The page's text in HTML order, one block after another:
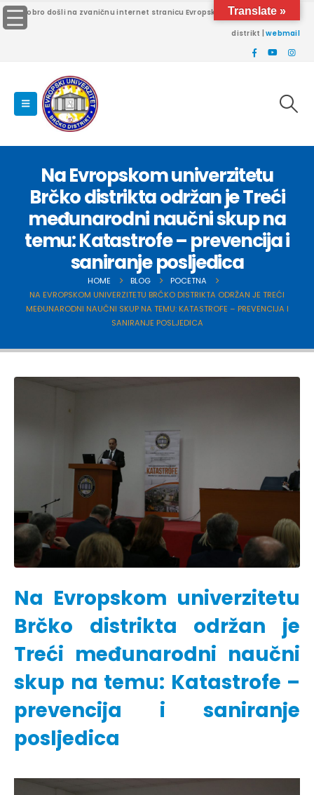
Dobro došli na zvaničnu internet stranicu Evropskog univerziteta Brčko
distrikt |webmail
Na Evropskom univerzitetu
Brčko distrikta održan je Treći
međunarodni naučni skup na
temu: Katastrofe – prevencija i
saniranje posljedica
HOME BLOG
POCETNA
NA EVROPSKOM UNIVERZITETU BRČKO DISTRIKTA ODRŽAN JE TREĆI
MEĐUNARODNI NAUČNI SKUP NA TEMU: KATASTROFE – PREVENCIJA I
SANIRANJE POSLJEDICA
Na Evropskom univerzitetu
Brčko distrikta održan je
Treći međunarodni naučni
skup na temu: Katastrofe –
prevencija i saniranje
posljedica
Translate »